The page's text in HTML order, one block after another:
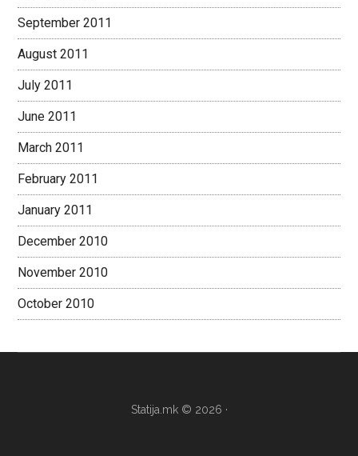
September 2011
August 2011
July 2011
June 2011
March 2011
February 2011
January 2011
December 2010
November 2010
October 2010
Statija.mk © 2026 ·